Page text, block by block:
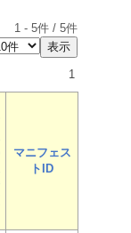
1 - 5件 / 5件
1
マニフェス
トID